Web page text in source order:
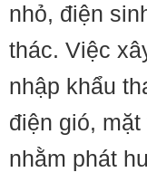
nhỏ, điện
thác. Việc
nhập khẩu
điện gió,
nhằm phát